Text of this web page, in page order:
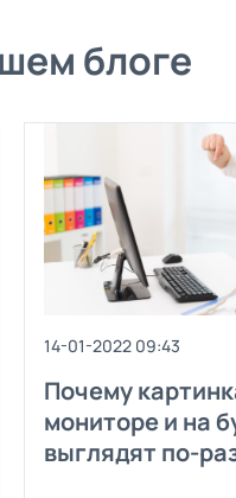
блоге
14-01-2022 09:43
Почему
мониторе и на
выглядят по-